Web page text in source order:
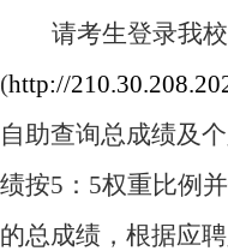
请考生登录我
(http://
自助查询总成绩及
绩按5 ： 5权重比例
的总成绩，根据应